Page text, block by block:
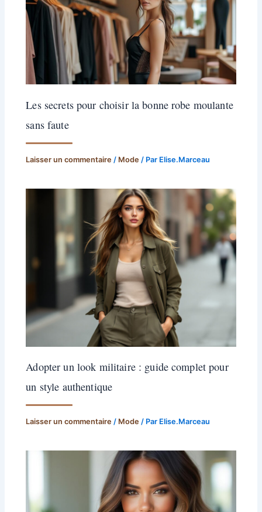
Les secrets pour choisir la bonne robe moulante
sans faute
Laisser un commentaire / Mode / Par Elise.Marceau
Adopter un look militaire : guide complet pour
un style authentique
Laisser un commentaire / Mode / Par Elise.Marceau